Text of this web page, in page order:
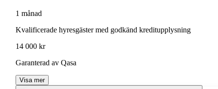
1 månad
Kvalificerade hyresgäster med godkänd kreditupplysning
14 000 kr
Garanterad av Qasa
Visa mer